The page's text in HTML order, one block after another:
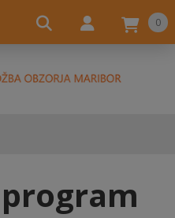
0